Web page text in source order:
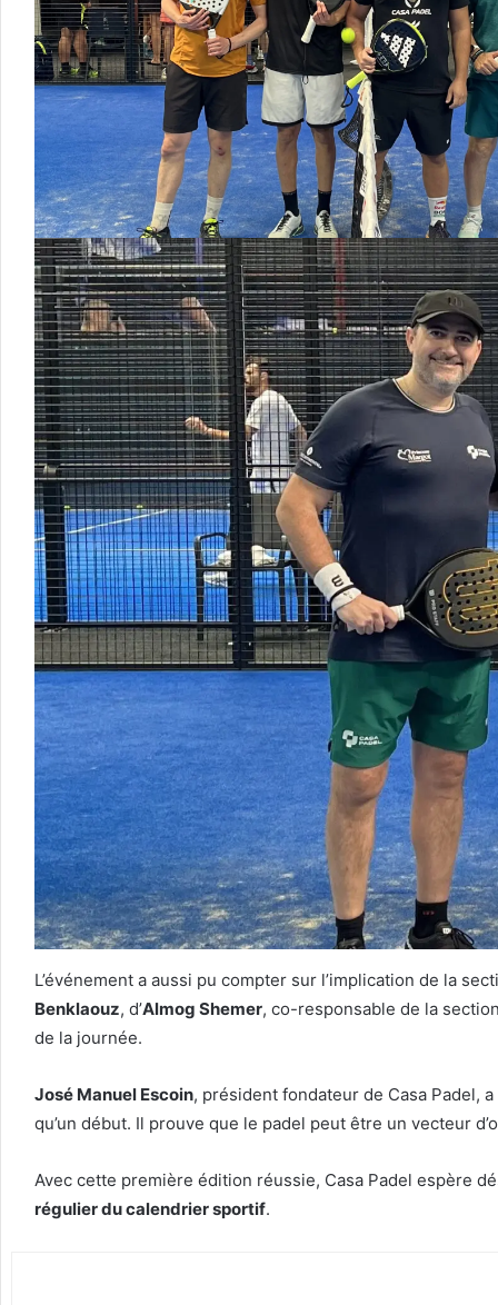
L’événement a aussi pu compter sur l’implication de la
Benklaouz, d’Almog Shemer, co-responsable de la
de la journée.
José Manuel Escoin, président fondateur de Casa Padel,
qu’un début. Il prouve que le padel peut être un vecteur
Avec cette première édition réussie, Casa Padel espère
régulier du calendrier sportif.